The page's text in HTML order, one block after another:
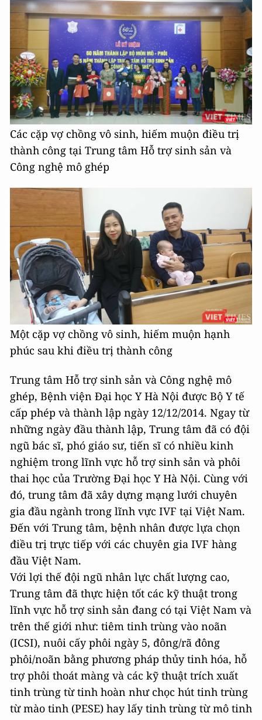
Các cặp vợ chồng vô sinh, hiếm muộn điều trị
thành công tại Trung tâm Hỗ trợ sinh sản và
Công nghệ mô ghép
Một cặp vợ chồng vô sinh, hiếm muộn hạnh
phúc sau khi điều trị thành công
Trung tâm Hỗ trợ sinh sản và Công nghệ mô
ghép, Bệnh viện Đại học Y Hà Nội được Bộ Y tế
cấp phép và thành lập ngày 12/12/2014. Ngay từ
những ngày đầu thành lập, Trung tâm đã có đội
ngũ bác sĩ, phó giáo sư, tiến sĩ có nhiều kinh
nghiệm trong lĩnh vực hỗ trợ sinh sản và phôi
thai học của Trường Đại học Y Hà Nội. Cùng với
đó, trung tâm đã xây dựng mạng lưới chuyên
gia đầu ngành trong lĩnh vực IVF tại Việt Nam.
Đến với Trung tâm, bệnh nhân được lựa chọn
điều trị trực tiếp với các chuyên gia IVF hàng
đầu Việt Nam.
Với lợi thế đội ngũ nhân lực chất lượng cao,
Trung tâm đã thực hiện tốt các kỹ thuật trong
lĩnh vực hỗ trợ sinh sản đang có tại Việt Nam và
trên thế giới như: tiêm tinh trùng vào noãn
(ICSI), nuôi cấy phôi ngày 5, đông/rã đông
phôi/noãn bằng phương pháp thủy tinh hóa, hỗ
trợ phôi thoát màng và các kỹ thuật trích xuất
tinh trùng từ tinh hoàn như chọc hút tinh trùng
từ mào tinh (PESE) hay lấy tinh trùng từ mô tinh